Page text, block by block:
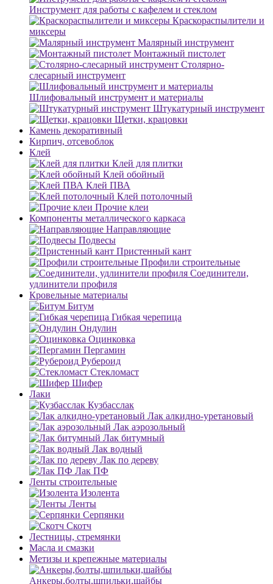
Инструмент для работы с кафелем и стеклом
Краскораспылители и
миксеры
Малярный инструмент
Монтажный пистолет
Столярно-
слесарный инструмент
Шлифовальный инструмент и материалы
Штукатурный инструмент
Щетки, крацовки
Камень декоративный
Кирпич, отсевоблок
Клей
Клей для плитки
Клей обойный
Клей ПВА
Клей потолочный
Прочие клеи
Компоненты металлического каркаса
Направляющие
Подвесы
Пристенный кант
Профили строительные
Соединители,
удлинители профиля
Кровельные материалы
Битум
Гибкая черепица
Ондулин
Оцинковка
Пергамин
Рубероид
Стекломаст
Шифер
Лаки
Кузбасслак
Лак алкидно-уретановый
Лак аэрозольный
Лак битумный
Лак водный
Лак по дереву
Лак ПФ
Ленты строительные
Изолента
Ленты
Серпянки
Скотч
Лестницы, стремянки
Масла и смазки
Метизы и крепежные материалы
Анкеры,болты,шпильки,шайбы